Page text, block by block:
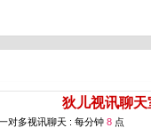
狄儿视讯聊天
对多视讯聊天 : 每分钟 8 点